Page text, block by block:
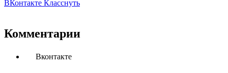
ВКонтакте Класснуть
Комментарии
Вконтакте